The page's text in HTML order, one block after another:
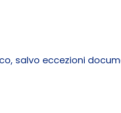
salvo eccezioni